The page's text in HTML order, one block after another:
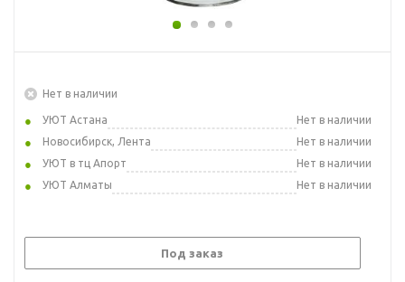
Нет в наличии
УЮТ Астана
Нет в наличии
Новосибирск, Лента
Нет в наличии
УЮТ в тц Апорт
Нет в наличии
УЮТ Алматы
Нет в наличии
Под заказ